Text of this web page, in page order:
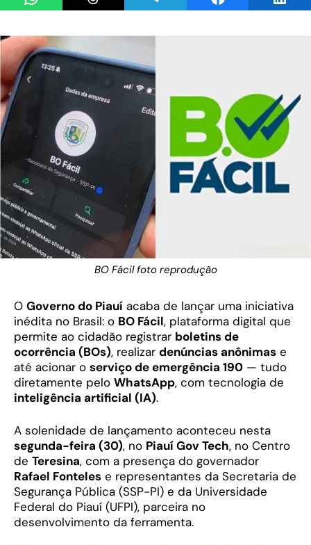
BO Fácil foto reprodução
O Governo do Piauí acaba de lançar uma iniciativa
inédita no Brasil: o BO Fácil, plataforma digital que
permite ao cidadão registrar boletins de
ocorrência (BOs), realizar denúncias anônimas e
até acionar o serviço de emergência 190 — tudo
diretamente pelo WhatsApp, com tecnologia de
inteligência artificial (IA).
A solenidade de lançamento aconteceu nesta
segunda-feira (30), no Piauí Gov Tech, no Centro
de Teresina, com a presença do governador
Rafael Fonteles e representantes da Secretaria de
Segurança Pública (SSP-PI) e da Universidade
Federal do Piauí (UFPI), parceira no
desenvolvimento da ferramenta.